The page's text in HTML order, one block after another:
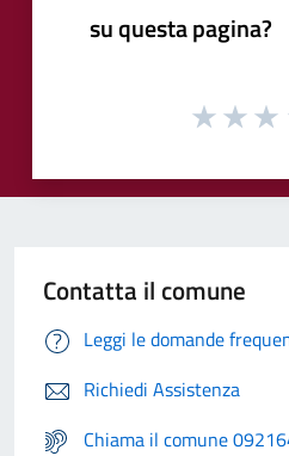
su questa pagina?
Contatta il comune
Leggi le domande
Richiedi Assistenza
Chiama il comune